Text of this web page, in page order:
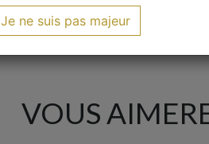
VOUS
Je ne suis pas majeur